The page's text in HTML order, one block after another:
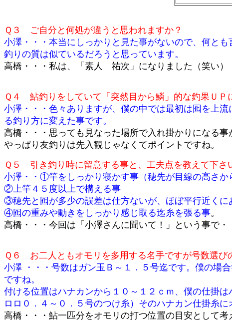
Ｑ３ ご自分と何処が違うと思われますか？
小澤・・・本当にしっかりと見た事がないので、何とも
釣りの質は似ているだろうと思っています。
高橋・・・私は、「素人 祐次」になりました（笑
Ｑ４ 鮎釣りをしていて「突然目から鱗」的な釣果ＵＰ
小澤・・・色々ありますが、僕の中では最初は囮を上
る釣り方に変えた事です。
高橋・・・思っても見なった場所で入れ掛かりになる事
やっぱり友釣りは先入観じゃなくてポイントですね。
Ｑ５ 引き釣り時に留意する事と、工夫点を教えて下さ
小澤・・①竿をしっかり寝かす事（穂先が目線の高さか
②上竿４５度以上で構える事
③穂先と囮が多少の誤差は仕方ないが、ほぼ平行近くに
④囮の重みや動きをしっかり感じ取る迄糸を張る事。
高橋・・・今回は「小澤さんに聞いて！」という事で・
Ｑ６ お二人ともオモリを多用する名手ですが号数選び
小澤 ・・・号数はガン玉Ｂ～１．５号迄です。僕の場
ですね。
付ける位置はハナカンから１０～１２ｃｍ、僕の仕掛
ロロ０．４～０．５号のつけ糸）そのハナカン仕掛糸
高橋・・・鮎一匹分をオモリの打つ位置の目安として考